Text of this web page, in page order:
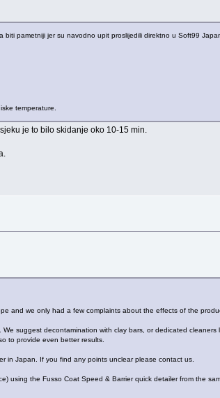
pametniji jer su navodno upit proslijedili direktno u Soft99
temperature.
je to bilo skidanje oko 10-15 min.
and we only had a few complaints about the effects of the
suggest decontamination with clay bars, or dedicated cleaners
to provide even better results.
in Japan. If you find any points unclear please contact us.
using the Fusso Coat Speed & Barrier quick detailer from the